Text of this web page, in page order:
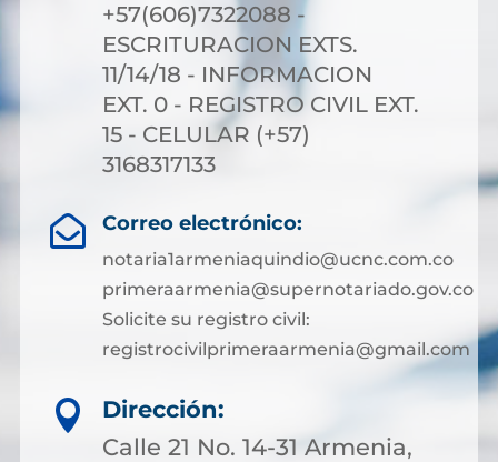
+57(606)7322088 -
ESCRITURACION EXTS.
11/14/18 - INFORMACION
EXT. 0 - REGISTRO CIVIL EXT.
15 - CELULAR (+57)
3168317133
 Correo electrónico:
notaria1armeniaquindio@ucnc.com.co
primeraarmenia@supernotariado.gov.co
Solicite su registro civil:
registrocivilprimeraarmenia@gmail.com

Dirección:
Calle 21 No. 14-31 Armenia,